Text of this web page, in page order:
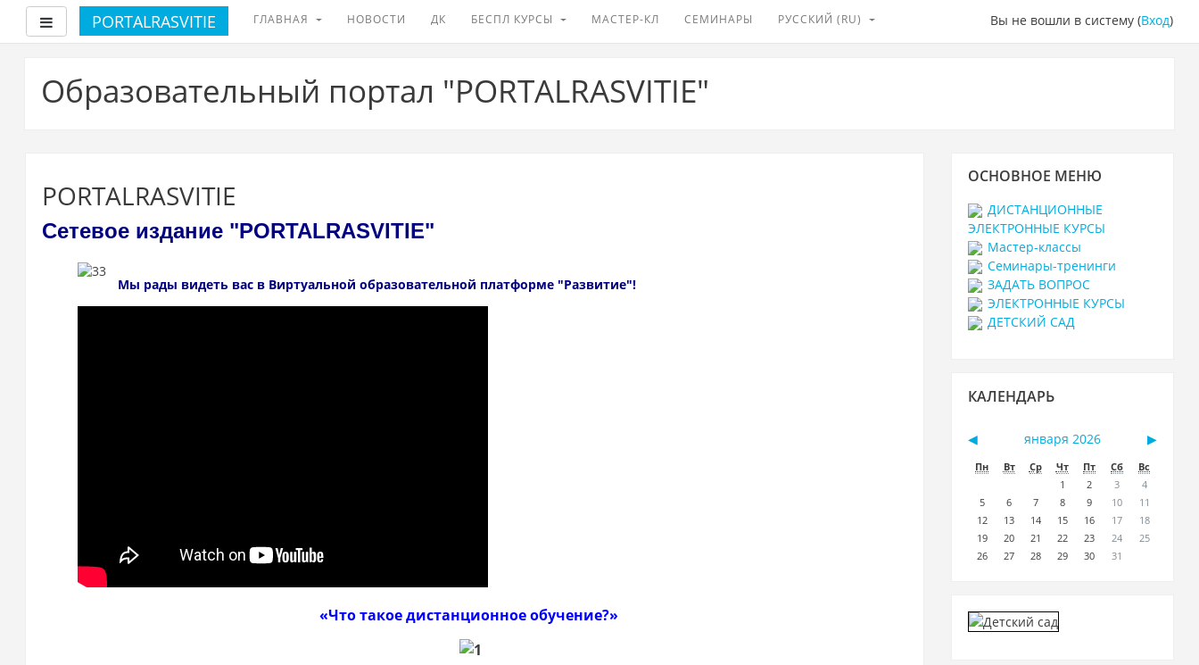
основному
Боковая панель
PORTALRASVITIE Вы не вошли в систему (Вход)
ГЛАВНАЯ НОВОСТИ ДК БЕСПЛ КУРСЫ МАСТЕР-КЛ СЕМИНАРЫ РУССКИЙ ‎(RU)‎
Образовательный портал "PORTALRASVITIE"
PORTALRASVITIE
Сетевое издание "PORTALRASVITIE"
Мы рады видеть вас в Виртуальной образовательной платформе "Развитие"!
«Что такое дистанционное обучение?»
Основное
ОСНОВНОЕ МЕНЮ
ДИСТАНЦИОННЫЕ
ЭЛЕКТРОННЫЕ КУРСЫ
Мастер-классы
Семинары-тренинги
ЗАДАТЬ ВОПРОС
ЭЛЕКТРОННЫЕ КУРСЫ
ДЕТСКИЙ САД
Календарь
КАЛЕНДАРЬ
◀︎ января 2026 ▶︎
Пн Вт Ср Чт Пт Сб
Вс
1
2 3
4
5
6 7 8 9 10
11
12
13 14 15 16 17
18
19
20 21 22 23 24
25
26
27 28 29 30 31